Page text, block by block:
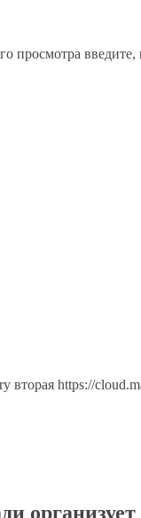
просмотра введите,
https://
организует